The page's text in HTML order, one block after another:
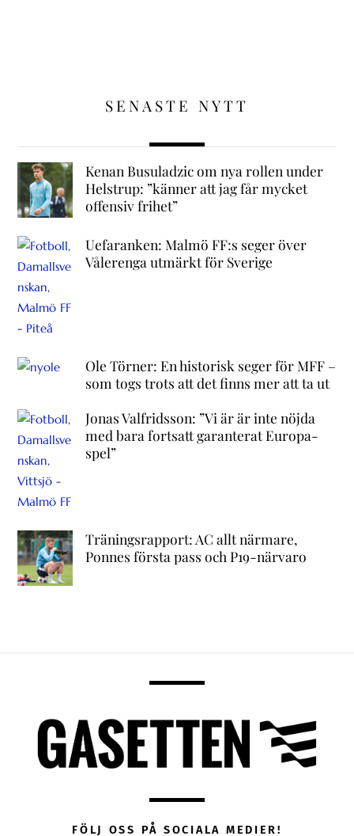
SENASTE NYTT
Kenan Busuladzic om nya rollen under
Helstrup: ”känner att jag får mycket
offensiv frihet”
Uefaranken: Malmö FF:s seger över
Vålerenga utmärkt för Sverige
Ole Törner: En historisk seger för MFF –
som togs trots att det finns mer att ta ut
Jonas Valfridsson: ”Vi är är inte nöjda
med bara fortsatt garanterat Europa-
spel”
Träningsrapport: AC allt närmare,
Ponnes första pass och P19-närvaro
FÖLJ OSS PÅ SOCIALA MEDIER!